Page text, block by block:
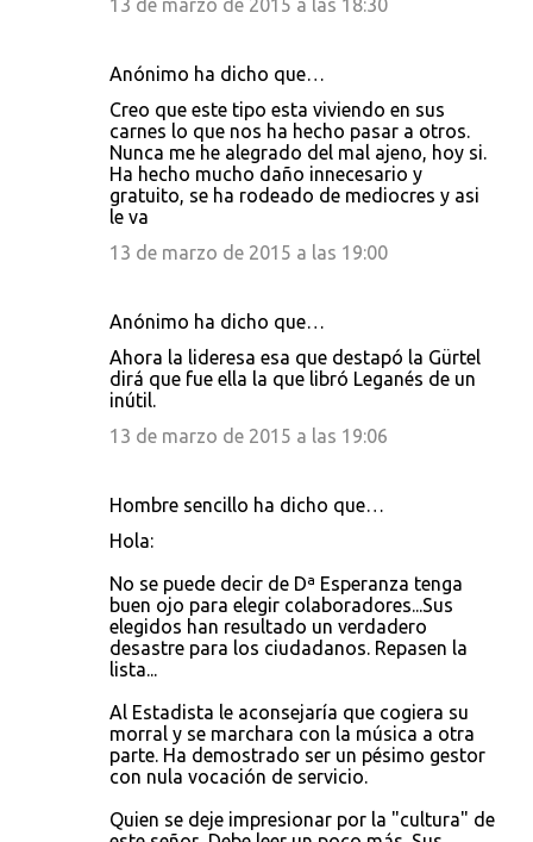
13 de marzo de 2015 a las 18:30
Anónimo ha dicho que…
Creo que este tipo esta viviendo en sus
carnes lo que nos ha hecho pasar a otros.
Nunca me he alegrado del mal ajeno, hoy si.
Ha hecho mucho daño innecesario y
gratuito, se ha rodeado de mediocres y asi
le va
13 de marzo de 2015 a las 19:00
Anónimo ha dicho que…
Ahora la lideresa esa que destapó la Gürtel
dirá que fue ella la que libró Leganés de un
inútil.
13 de marzo de 2015 a las 19:06
Hombre sencillo ha dicho que…
Hola:
No se puede decir de Dª Esperanza tenga
buen ojo para elegir colaboradores...Sus
elegidos han resultado un verdadero
desastre para los ciudadanos. Repasen la
lista...
Al Estadista le aconsejaría que cogiera su
morral y se marchara con la música a otra
parte. Ha demostrado ser un pésimo gestor
con nula vocación de servicio.
Quien se deje impresionar por la "cultura" de